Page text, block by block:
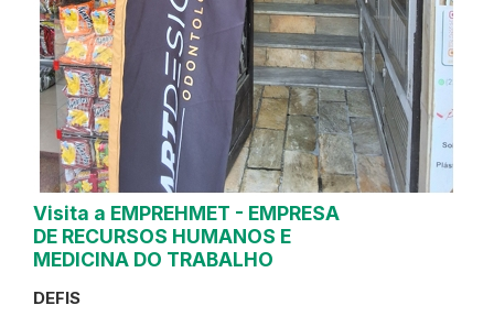
Visita a EMPREHMET - EMPRESA
DE RECURSOS HUMANOS E
MEDICINA DO TRABALHO
DEFIS